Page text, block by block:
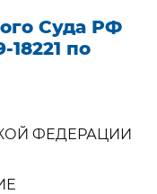
Суда РФ
18221 по
ФЕДЕРАЦИИ